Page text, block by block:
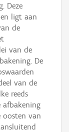
Deze
ligt aan
de
van de
De
van de
reeds
afbakening
oosten van